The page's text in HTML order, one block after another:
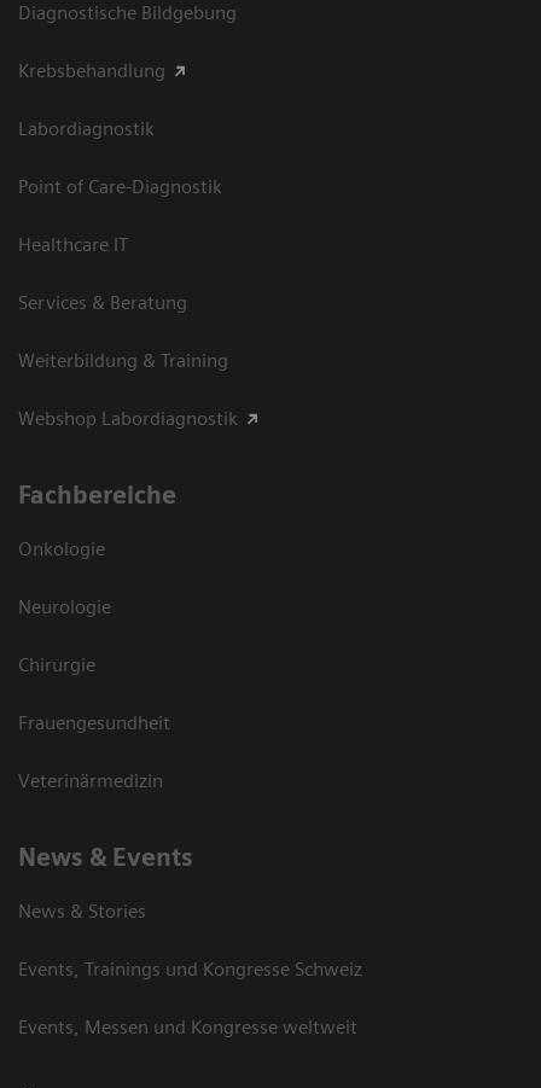
Diagnostische Bildgebung
Krebsbehandlung
Labordiagnostik
Point of Care-Diagnostik
Healthcare IT
Services & Beratung
Weiterbildung & Training
Webshop Labordiagnostik
Fachbereiche
Onkologie
Neurologie
Chirurgie
Frauengesundheit
Veterinärmedizin
News & Events
News & Stories
Events, Trainings und Kongresse Schweiz
Events, Messen und Kongresse weltweit